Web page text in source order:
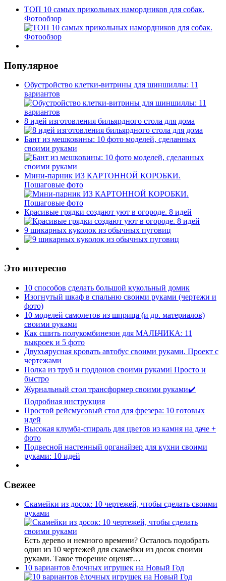
ТОП 10 самых прикольных намордников для собак.
Фотообзор
Популярное
Обустройство клетки-витрины для шиншиллы: 11
вариантов
8 идей изготовления бильярдного стола для дома
Бант из мешковины: 10 фото моделей, сделанных
своими руками
Мини-парник ИЗ КАРТОННОЙ КОРОБКИ.
Пошаговые фото
Красивые грядки создают уют в огороде. 8 идей
9 шикарных куколок из обычных пуговиц
Это интересно
10 способов сделать большой кукольный домик
Изогнутый шкаф в спальню своими руками (чертежи и
фото)
10 моделей самолетов из шприца (и др. материалов)
своими руками
Как сшить полукомбинезон для МАЛЬЧИКА: 11
выкроек и 5 фото
Двухъярусная кровать автобус своими руками. Проект с
чертежами
Полка из труб и поддонов своими руками❕ Просто и
быстро
Журнальный стол трансформер своими руками✔️
Подробная инструкция
Простой рейсмусовый стол для фрезера: 10 готовых
идей
Высокая клумба-спираль для цветов из камня на даче +
фото
Подвесной настенный органайзер для кухни своими
руками: 10 идей
Свежее
Скамейки из досок: 10 чертежей, чтобы сделать своими
руками
Есть дерево и немного времени? Осталось подобрать
один из 10 чертежей для скамейки из досок своими
руками. Такое творение оценят…
10 вариантов ёлочных игрушек на Новый Год